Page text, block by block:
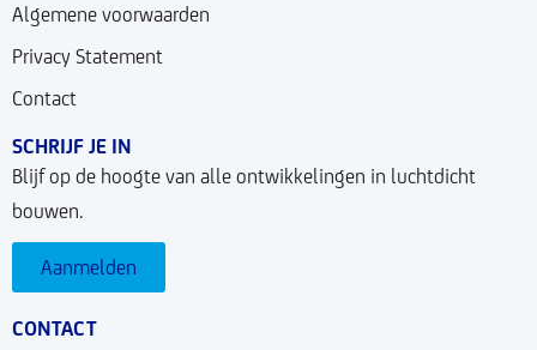
Algemene voorwaarden
Privacy Statement
Contact
SCHRIJF JE IN
Blijf op de hoogte van alle ontwikkelingen in luchtdicht
bouwen.
Aanmelden
CONTACT